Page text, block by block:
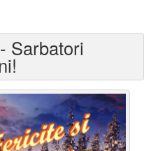
Sarbatori